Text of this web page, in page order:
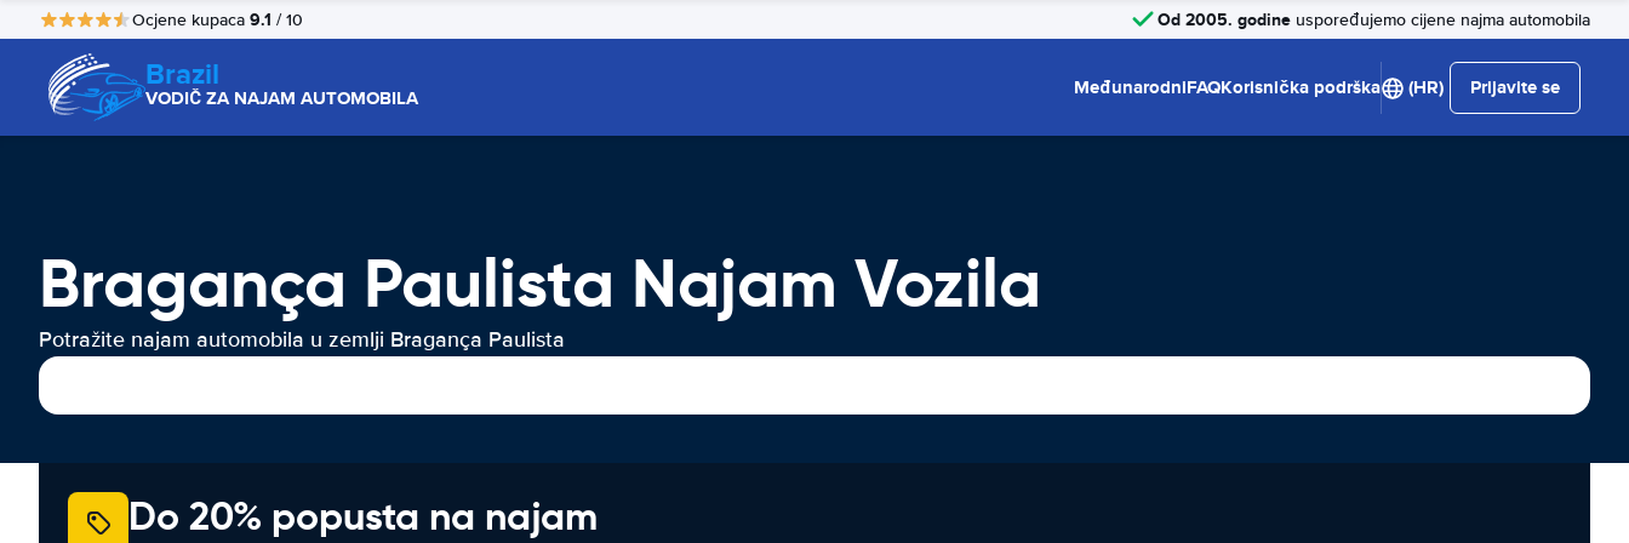
Ocjene kupaca 9.1 / 10 Od 2005. godine uspoređujemo cijene najma automobila
Brazil
VODIČ ZA NAJAM AUTOMOBILA MeđunarodniFAQKorisnička podrška (HR) Prijavite se
Bragança Paulista Najam Vozila
Potražite najam automobila u zemlji Bragança Paulista
Do 20% popusta na najam